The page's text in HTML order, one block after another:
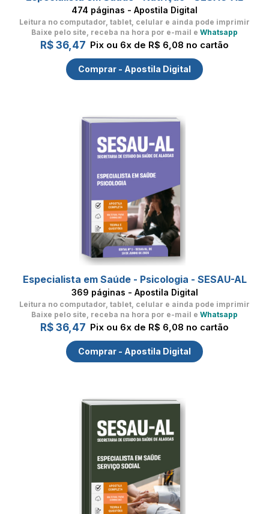
474 páginas - Apostila Digital
Leitura no computador, tablet, celular e ainda pode imprimir
Baixe pelo site, receba na hora por e-mail e Whatsapp
R$ 36,47 Pix ou 6x de R$ 6,08 no cartão
Comprar - Apostila Digital
Especialista em Saúde - Psicologia - SESAU-AL
369 páginas - Apostila Digital
Leitura no computador, tablet, celular e ainda pode imprimir
Baixe pelo site, receba na hora por e-mail e Whatsapp
R$ 36,47 Pix ou 6x de R$ 6,08 no cartão
Comprar - Apostila Digital